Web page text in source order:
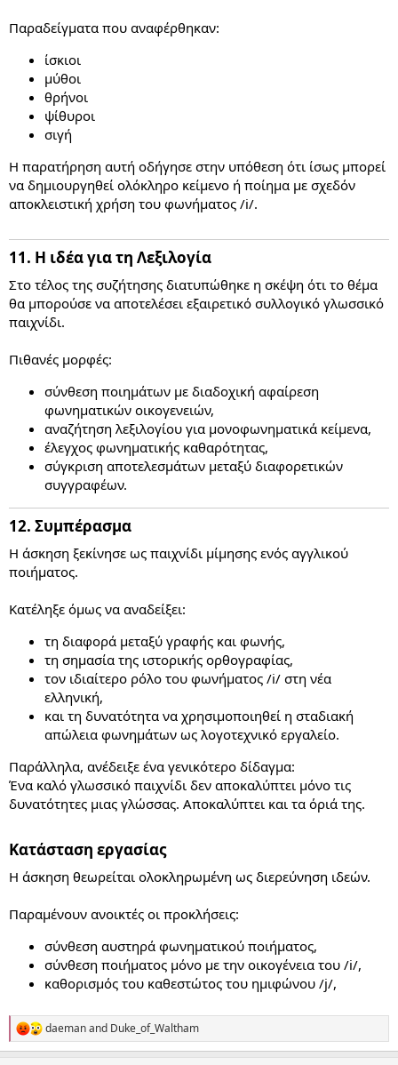
Παραδείγματα που αναφέρθηκαν:
ίσκιοι
μύθοι
θρήνοι
ψίθυροι
σιγή
Η παρατήρηση αυτή οδήγησε στην υπόθεση ότι ίσως μπορεί
να δημιουργηθεί ολόκληρο κείμενο ή ποίημα με σχεδόν
αποκλειστική χρήση του φωνήματος /i/.
11. Η ιδέα για τη Λεξιλογία​
Στο τέλος της συζήτησης διατυπώθηκε η σκέψη ότι το θέμα
θα μπορούσε να αποτελέσει εξαιρετικό συλλογικό γλωσσικό
παιχνίδι.
Πιθανές μορφές:
σύνθεση ποιημάτων με διαδοχική αφαίρεση
φωνηματικών οικογενειών,
αναζήτηση λεξιλογίου για μονοφωνηματικά κείμενα,
έλεγχος φωνηματικής καθαρότητας,
σύγκριση αποτελεσμάτων μεταξύ διαφορετικών
συγγραφέων.
12. Συμπέρασμα​
Η άσκηση ξεκίνησε ως παιχνίδι μίμησης ενός αγγλικού
ποιήματος.
Κατέληξε όμως να αναδείξει:
τη διαφορά μεταξύ γραφής και φωνής,
τη σημασία της ιστορικής ορθογραφίας,
τον ιδιαίτερο ρόλο του φωνήματος /i/ στη νέα
ελληνική,
και τη δυνατότητα να χρησιμοποιηθεί η σταδιακή
απώλεια φωνημάτων ως λογοτεχνικό εργαλείο.
Παράλληλα, ανέδειξε ένα γενικότερο δίδαγμα:
Ένα καλό γλωσσικό παιχνίδι δεν αποκαλύπτει μόνο τις
δυνατότητες μιας γλώσσας. Αποκαλύπτει και τα όριά της.
Κατάσταση εργασίας​
Η άσκηση θεωρείται ολοκληρωμένη ως διερεύνηση ιδεών.
Παραμένουν ανοικτές οι προκλήσεις:
σύνθεση αυστηρά φωνηματικού ποιήματος,
σύνθεση ποιήματος μόνο με την οικογένεια του /i/,
καθορισμός του καθεστώτος του ημιφώνου /j/,
R
e
daemanand Duke_of_Waltham